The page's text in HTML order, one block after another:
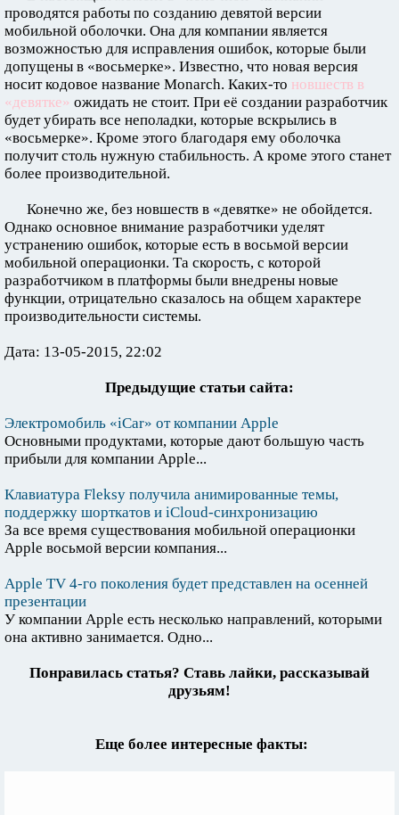
проводятся работы по созданию девятой версии
мобильной оболочки. Она для компании является
возможностью для исправления ошибок, которые были
допущены в «восьмерке». Известно, что новая версия
носит кодовое название Monarch. Каких-то новшеств в
«девятке» ожидать не стоит. При её создании разработчик
будет убирать все неполадки, которые вскрылись в
«восьмерке». Кроме этого благодаря ему оболочка
получит столь нужную стабильность. А кроме этого станет
более производительной.
Конечно же, без новшеств в «девятке» не обойдется.
Однако основное внимание разработчики уделят
устранению ошибок, которые есть в восьмой версии
мобильной операционки. Та скорость, с которой
разработчиком в платформы были внедрены новые
функции, отрицательно сказалось на общем характере
производительности системы.
Дата: 13-05-2015, 22:02
Предыдущие статьи сайта:
Электромобиль «iCar» от компании Apple
Основными продуктами, которые дают большую часть
прибыли для компании Apple...
Клавиатура Fleksy получила анимированные темы,
поддержку шорткатов и iCloud-синхронизацию
За все время существования мобильной операционки
Apple восьмой версии компания...
Apple TV 4-го поколения будет представлен на осенней
презентации
У компании Apple есть несколько направлений, которыми
она активно занимается. Одно...
Понравилась статья? Ставь лайки, рассказывай
друзьям!
Еще более интересные факты: